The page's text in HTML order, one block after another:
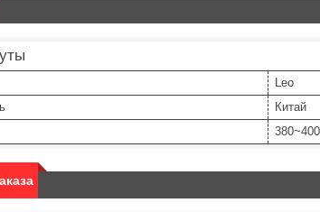
Leo
Китай